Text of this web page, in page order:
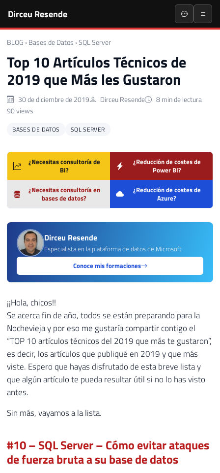
Dirceu Resende
BLOG › Bases de Datos ›SQL Server
Top 10 Artículos Técnicos de
2019 que Más les Gustaron
30 de diciembre de 2019 Dirceu Resende
8 min de lectura
90 views
BASES DE DATOS SQL SERVER
¿Necesitas consultoría de
BI?
¿Reducción de costes de
Power BI?
¿Necesitas consultoría en
bases de datos?
¿Reducción de costes de
Azure?
Dirceu Resende
Especialista en la plataforma de datos de Microsoft
Conoce mis formaciones
¡¡Hola, chicos!!
Se acerca fin de año, todos se están preparando para la
Nochevieja y por eso me gustaría compartir contigo el
“TOP 10 artículos técnicos del 2019 que más te gustaron”,
es decir, los artículos que publiqué en 2019 y que más
viste. Espero que hayas disfrutado de esta breve lista y
que algún artículo te pueda resultar útil si no lo has visto
antes.
Sin más, vayamos a la lista.
#10 – SQL Server – Cómo evitar ataques
de fuerza bruta a su base de datos